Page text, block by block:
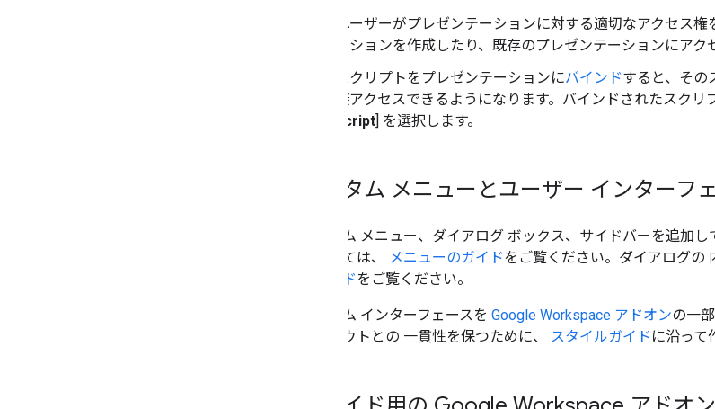
ユーザーがプレゼンテーションに対する適切なアクセス
ーションを作成したり、既存のプレゼンテーションにアク
スクリプトをプレゼンテーションにバインドすると、その
接アクセスできるようになります。バインドされたスク
Script] を選択します。
カスタム メニューとユーザー インターフ
カスタム メニュー、ダイアログ ボックス、サイドバーを追加
については、
メニューのガイドをご覧ください。ダイアログの
のガイドをご覧ください。
カスタム インターフェースを Google Workspace アドオンの一
レイアウトとの 一貫性を保つために、 スタイルガイド に沿って